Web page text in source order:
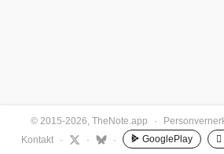
© 2015-2026, TheNote.app ·
Kontakt
· · · GooglePlay 